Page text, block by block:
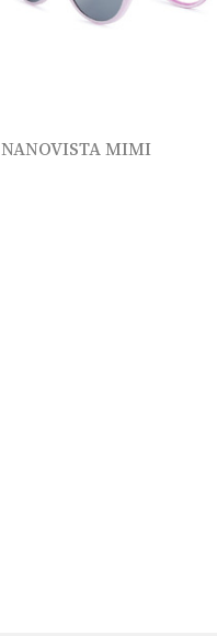
NANOVISTA MIMI